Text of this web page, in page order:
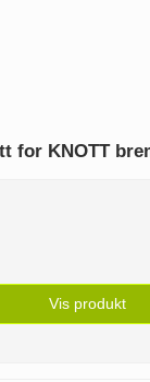
for KNOTT
Vis produkt